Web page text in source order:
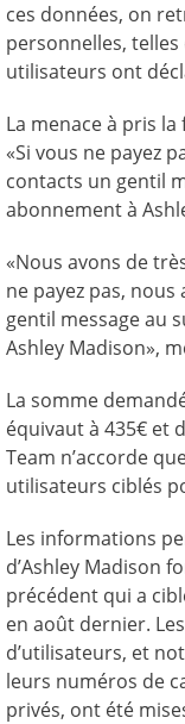
ces données, on
personnelles,
utilisateurs ont
La menace à pris
«Si vous ne payez
contacts un gentil
abonnement à
«Nous avons de
ne payez pas,
gentil message au
Ashley Madison»,
La somme
équivaut à 435€ et
Team n’accorde
utilisateurs ciblés
Les informations
d’Ashley Madison
précédent qui a
en août dernier.
d’utilisateurs, et
leurs numéros de
privés, ont été